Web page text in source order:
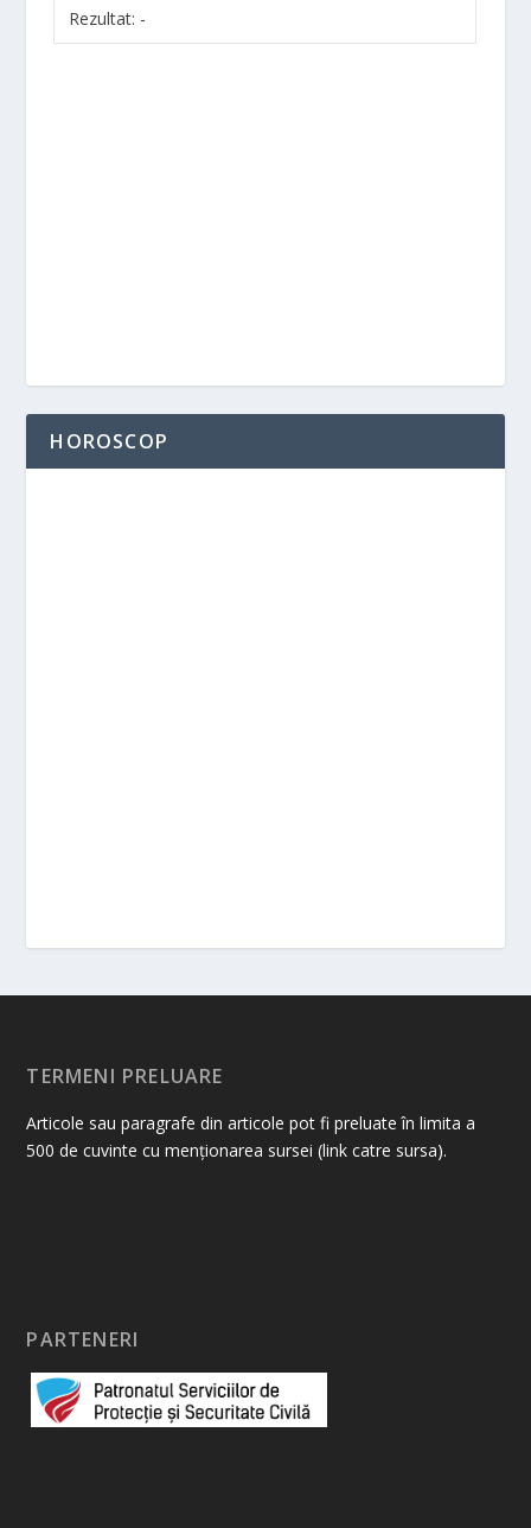
Rezultat: -
HOROSCOP
TERMENI PRELUARE
Articole sau paragrafe din articole pot fi preluate în limita a
500 de cuvinte cu menționarea sursei (link catre sursa).
PARTENERI